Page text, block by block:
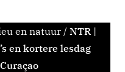
en natuur / NTR |
en kortere lesdag